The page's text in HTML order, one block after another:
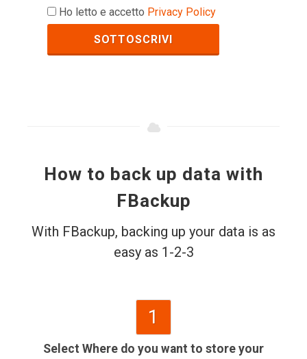
Ho letto e accetto Privacy Policy
SOTTOSCRIVI
How to back up data with
FBackup
With FBackup, backing up your data is as
easy as 1-2-3
1
Select Where do you want to store your